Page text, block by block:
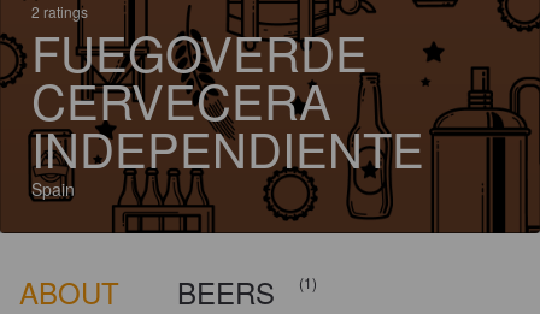
2 ratings
FUEGOVERDE
CERVECERA
INDEPENDIENTE
Spain
ABOUT BEERS (1)